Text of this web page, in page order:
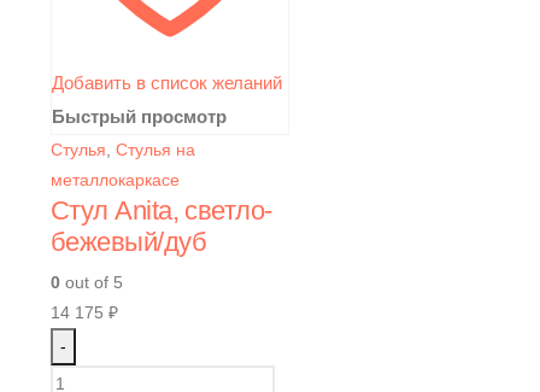
Добавить в список желаний
Быстрый просмотр
Стулья Стулья на
металлокаркасе
Стул Anita, светло-
бежевый/дуб
0 out of 5
14 175 ₽
-